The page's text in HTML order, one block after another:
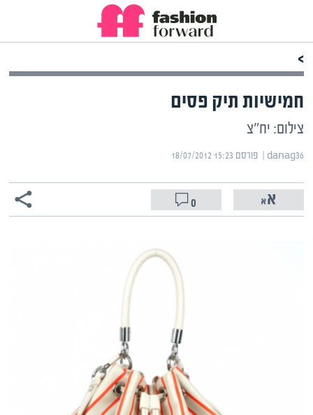
>
חמישיות תיק פסים
צילום: יח"צ
danag36 | ‏ פורסם ‎18/07/2012 15:23
0